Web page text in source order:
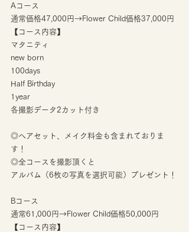
Aコース
通常価格47,000円→Flower Child価格37,000円
【コース内容】
マタニティ
new born
100days
Half Birthday
1year
各撮影データ2カット付き
◎ヘアセット、メイク料金も含まれておりま
す！
◎全コースを撮影頂くと
アルバム（6枚の写真を選択可能）プレゼント！
Bコース
通常61,000円→Flower Child価格50,000円
【コース内容】